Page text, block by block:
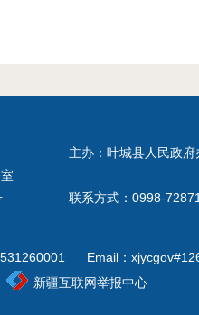
主办：叶城县人民政府
联系方式：0998-
Email：
新疆互联网举报中心